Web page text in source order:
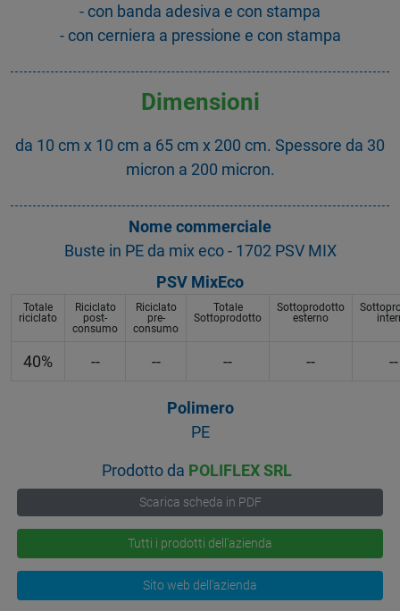
- con banda adesiva e con stampa
- con cerniera a pressione e con stampa
Dimensioni
da 10 cm x 10 cm a 65 cm x 200 cm. Spessore da 30
micron a 200 micron.
Nome commerciale
Buste in PE da mix eco - 1702 PSV MIX
PSV MixEco
Totale
riciclato
Riciclato
post-
consumo
Riciclato
pre-
consumo
Totale
Sottoprodotto
Sottoprodotto
esterno
40% -- -- -- -- --
Polimero
PE
Prodotto da POLIFLEX SRL
Scarica scheda in PDF
Tutti i prodotti dell'azienda
Sito web dell'azienda